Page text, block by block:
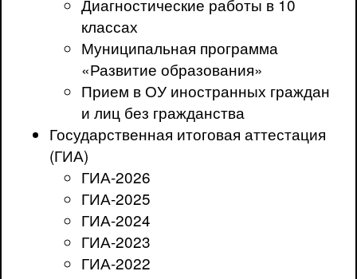
классах
Муниципальная программа
«Развитие образования»
Прием в ОУ иностранных граждан
и лиц без гражданства
Государственная итоговая аттестация
(ГИА)
ГИА-2026
ГИА-2025
ГИА-2024
ГИА-2023
ГИА-2022